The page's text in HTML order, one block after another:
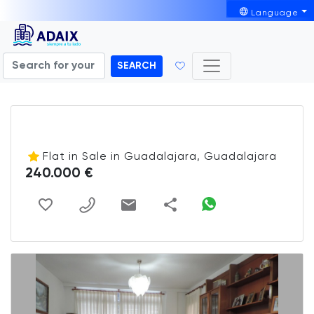
Language
SEARCH
Flat in Sale in Guadalajara, Guadalajara
240.000 €
share